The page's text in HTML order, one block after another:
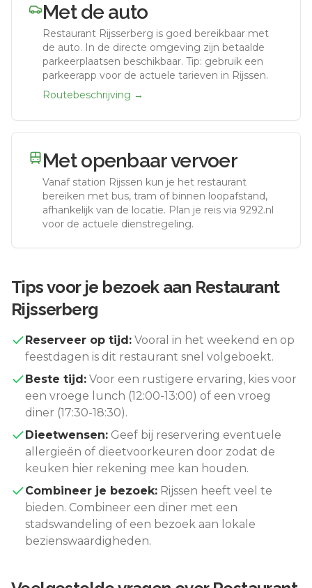
Met de auto
Restaurant Rijsserberg is goed bereikbaar met
de auto.
In de directe omgeving zijn betaalde
parkeerplaatsen beschikbaar. Tip: gebruik een
parkeerapp voor de actuele tarieven in Rijssen.
Routebeschrijving →
Met openbaar vervoer
Vanaf station Rijssen kun je het restaurant
bereiken met bus, tram of binnen loopafstand,
afhankelijk van de locatie. Plan je reis via 9292.nl
voor de actuele dienstregeling.
Tips voor je bezoek aan Restaurant
Rijsserberg
Reserveer op tijd: Vooral in het weekend en op
feestdagen is dit restaurant snel volgeboekt.
Beste tijd: Voor een rustigere ervaring, kies voor
een vroege lunch (12:00-13:00) of een vroeg
diner (17:30-18:30).
Dieetwensen: Geef bij reservering eventuele
allergieën of dieetvoorkeuren door zodat de
keuken hier rekening mee kan houden.
Combineer je bezoek: Rijssen heeft veel te
bieden. Combineer een diner met een
stadswandeling of een bezoek aan lokale
bezienswaardigheden.